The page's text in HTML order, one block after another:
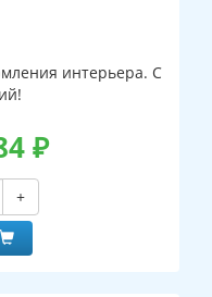
интерьера. С
₽
+